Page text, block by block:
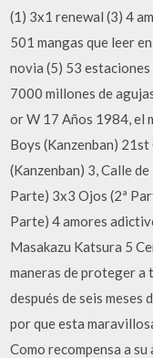
(1) 3x1 renewal (3) 4
501 mangas que leer
novia (5) 53
7000 millones de
or W 17 Años 1984, el
Boys (Kanzenban)
(Kanzenban) 3, Calle
Parte) 3x3 Ojos (2ª
Parte) 4 amores
Masakazu Katsura 5
maneras de proteger a
después de seis meses
por que esta
Como recompensa a